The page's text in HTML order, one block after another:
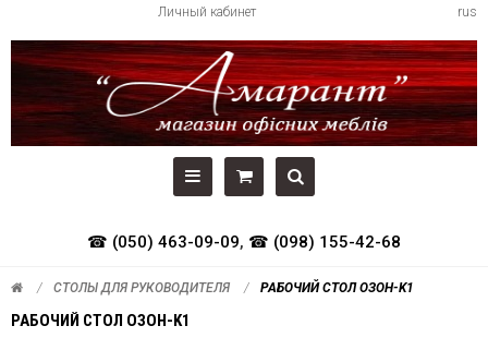
rus
Личный кабинет
☎ (050) 463-09-09, ☎ (098) 155-42-68
СТОЛЫ ДЛЯ РУКОВОДИТЕЛЯ РАБОЧИЙ СТОЛ ОЗОН-K1
РАБОЧИЙ СТОЛ ОЗОН-K1